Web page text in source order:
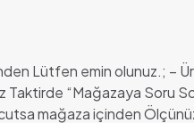
Lütfen emin olunuz.; –
Taktirde “Mağazaya Soru
mağaza içinden